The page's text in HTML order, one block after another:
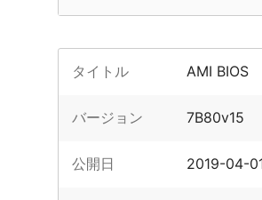
タイトル AMI BIOS
バージョン 7B80v15
公開日 2019-04-